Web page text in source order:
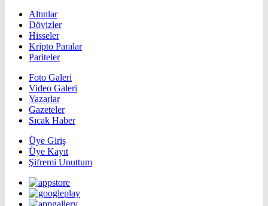
Altınlar
Dövizler
Hisseler
Kripto Paralar
Pariteler
Foto Galeri
Video Galeri
Yazarlar
Gazeteler
Sıcak Haber
Üye Giriş
Üye Kayıt
Şifremi Unuttum